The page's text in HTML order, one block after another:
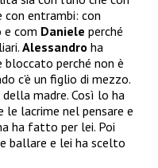
con entrambi: con
e com Daniele perché
Alessandro ha
bloccato perché non è
c’è un figlio di mezzo.
madre. Così lo ha
le lacrime nel pensare e
ha fatto per lei. Poi
ballare e lei ha scelto